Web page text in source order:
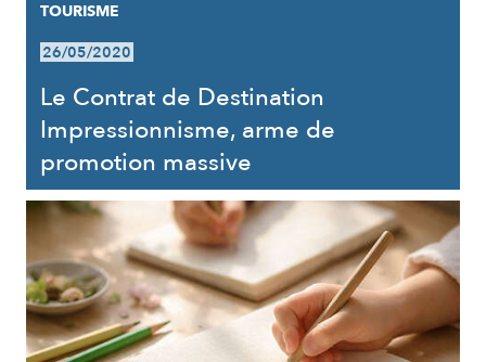
TOURISME
26/05/2020
Le Contrat de Destination
Impressionnisme, arme de
promotion massive